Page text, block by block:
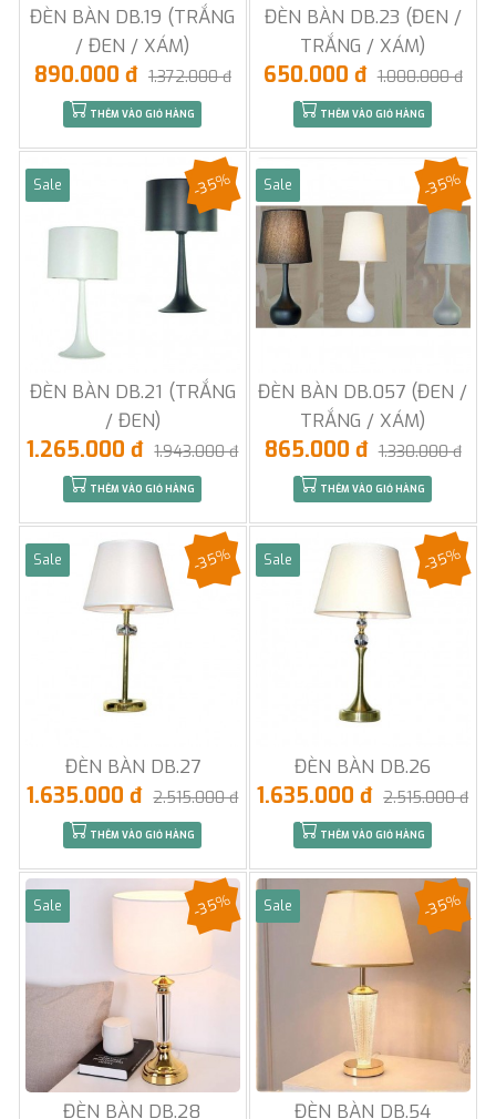
ĐÈN BÀN DB.19 (TRẮNG
/ ĐEN / XÁM)
890.000 đ 1.372.000 đ
THÊM VÀO GIỎ HÀNG
ĐÈN BÀN DB.23 (ĐEN /
TRẮNG / XÁM)
650.000 đ 1.000.000 đ
THÊM VÀO GIỎ HÀNG
Sale
ĐÈN BÀN DB.21 (TRẮNG
/ ĐEN)
-35%
1.265.000 đ 1.943.000 đ
THÊM VÀO GIỎ HÀNG
Sale
ĐÈN BÀN DB.057 (ĐEN /
TRẮNG / XÁM)
-35%
865.000 đ 1.330.000 đ
THÊM VÀO GIỎ HÀNG
Sale
ĐÈN BÀN DB.27
-35%
1.635.000 đ 2.515.000 đ
THÊM VÀO GIỎ HÀNG
Sale
ĐÈN BÀN DB.26
-35%
1.635.000 đ 2.515.000 đ
THÊM VÀO GIỎ HÀNG
Sale
ĐÈN BÀN DB.28
-35% Sale
ĐÈN BÀN DB.54
-35%